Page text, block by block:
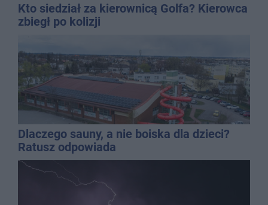
Kto siedział za kierownicą Golfa? Kierowca
zbiegł po kolizji
Dlaczego sauny, a nie boiska dla dzieci?
Ratusz odpowiada